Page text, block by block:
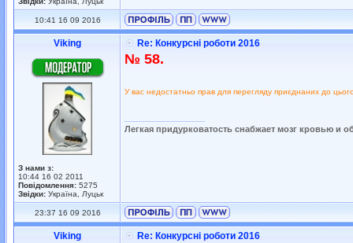
10:41 16 09 2016
Viking
З нами з:
10:44 16 02 2011
Повідомлення: 5275
Звідки: Україна, Луцьк
Re: Конкурсні роботи 2016
№ 58.
У вас недостатньо прав для перегляду приєднаних до
Легкая придурковатость снабжает мозг кровью и
23:37 16 09 2016
Viking Re: Конкурсні роботи 2016